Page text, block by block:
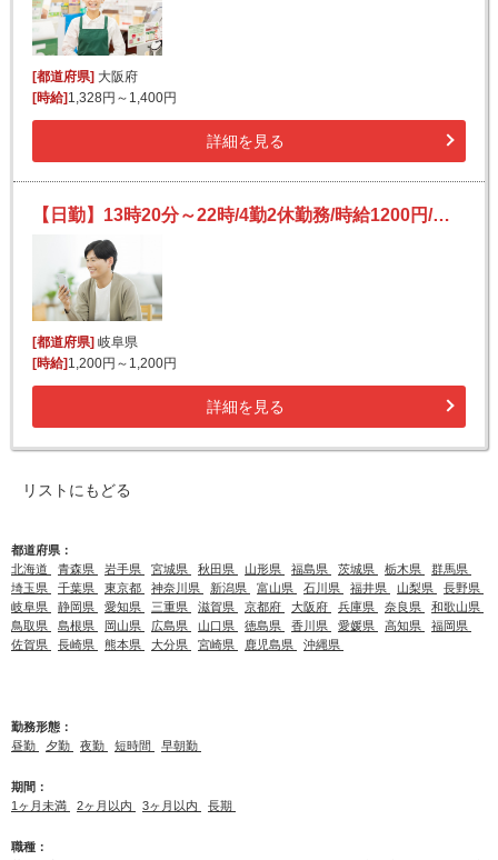
[都道府県] 大阪府
[時給] 1,328円～1,400円
詳細を見る
【日勤】13時20分～22時/4勤2休勤務/時給1200円/食品加工工場内で製造補助/未経験歓迎
[都道府県] 岐阜県
[時給] 1,200円～1,200円
詳細を見る
リストにもどる
都道府県：
北海道
青森県 岩手県 宮城県 秋田県 山形県 福島県 茨城県 栃木県
群馬県
埼玉県
千葉県 東京都 神奈川県 新潟県 富山県 石川県 福井県 山梨県
長野県
岐阜県
静岡県 愛知県 三重県 滋賀県 京都府 大阪府 兵庫県 奈良県
和歌山県
鳥取県
島根県 岡山県 広島県 山口県 徳島県 香川県 愛媛県 高知県
福岡県
佐賀県
長崎県 熊本県 大分県 宮崎県 鹿児島県 沖縄県
勤務形態：
昼勤
夕勤 夜勤 短時間 早朝勤
期間：
1ヶ月未満
2ヶ月以内 3ヶ月以内 長期
職種：